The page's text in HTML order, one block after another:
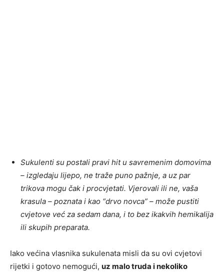
Sukulenti su postali pravi hit u savremenim domovima
– izgledaju lijepo, ne traže puno pažnje, a uz par
trikova mogu čak i procvjetati. Vjerovali ili ne, vaša
krasula – poznata i kao “drvo novca” – može pustiti
cvjetove već za sedam dana, i to bez ikakvih hemikalija
ili skupih preparata.
Iako većina vlasnika sukulenata misli da su ovi cvjetovi
rijetki i gotovo nemogući, uz malo truda i nekoliko